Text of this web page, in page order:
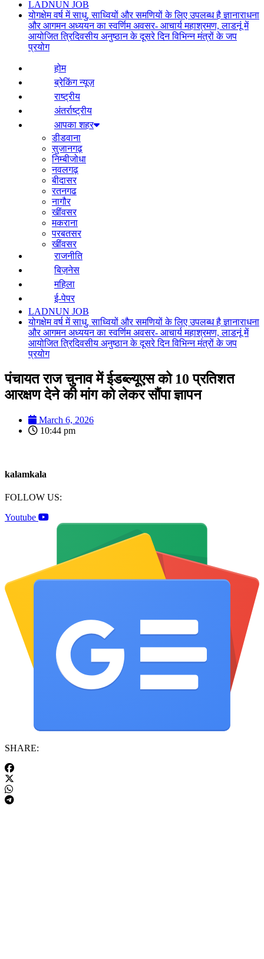
LADNUN JOB
योगक्षेम वर्ष में साधु, साध्वियों और समणियों के लिए उपलब्ध है ज्ञानाराधना
और आगमन अध्ययन का स्वर्णिम अवसर- आचार्य महाश्रमण, लाडनूं में
आयोजित त्रिदिवसीय अनुष्ठान के दूसरे दिन विभिन्न मंत्रों के जप
प्रयोग
होम
ब्रेकिंग न्यूज़
राष्ट्रीय
अंतर्राष्ट्रीय
आपका शहर
डीडवाना
सुजानगढ़
निम्बीजोधा
नवलगढ़
बीदासर
रतनगढ
नागौर
खींवसर
मकराना
परबतसर
खींवसर
राजनीति
बिज़नेस
महिला
ई-पेपर
LADNUN JOB
योगक्षेम वर्ष में साधु, साध्वियों और समणियों के लिए उपलब्ध है ज्ञानाराधना
और आगमन अध्ययन का स्वर्णिम अवसर- आचार्य महाश्रमण, लाडनूं में
आयोजित त्रिदिवसीय अनुष्ठान के दूसरे दिन विभिन्न मंत्रों के जप
प्रयोग
पंचायत राज चुनाव में ईडब्ल्यूएस को 10 प्रतिशत
आरक्षण देने की मांग को लेकर सौंपा ज्ञापन
March 6, 2026
10:44 pm
kalamkala
FOLLOW US:
Youtube
SHARE: